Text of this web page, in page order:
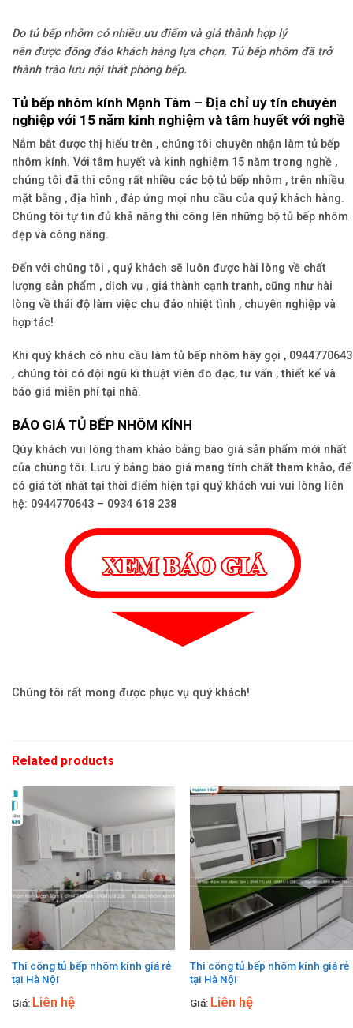
Do tủ bếp nhôm có nhiều ưu điểm và giá thành hợp lý
nên được đông đảo khách hàng lựa chọn. Tủ bếp nhôm đã trở
thành trào lưu nội thất phòng bếp.
Tủ bếp nhôm kính Mạnh Tâm – Địa chỉ uy tín chuyên
nghiệp với 15 năm kinh nghiệm và tâm huyết với nghề
Nắm bắt được thị hiếu trên , chúng tôi chuyên nhận làm tủ bếp
nhôm kính. Với tâm huyết và kinh nghiệm 15 năm trong nghề ,
chúng tôi đã thi công rất nhiều các bộ tủ bếp nhôm , trên nhiều
mặt bằng , địa hình , đáp ứng mọi nhu cầu của quý khách hàng.
Chúng tôi tự tin đủ khả năng thi công lên những bộ tủ bếp nhôm
đẹp và công năng.
Đến với chúng tôi , quý khách sẽ luôn được hài lòng về chất
lượng sản phẩm , dịch vụ , giá thành cạnh tranh, cũng như hài
lòng về thái độ làm việc chu đáo nhiệt tình , chuyên nghiệp và
hợp tác!
Khi quý khách có nhu cầu làm tủ bếp nhôm hãy gọi , 0944770643
, chúng tôi có đội ngũ kĩ thuật viên đo đạc, tư vấn , thiết kế và
báo giá miễn phí tại nhà.
BÁO GIÁ TỦ BẾP NHÔM KÍNH
Qúy khách vui lòng tham khảo bảng báo giá sản phẩm mới nhất
của chúng tôi. Lưu ý bảng báo giá mang tính chất tham khảo, để
có giá tốt nhất tại thời điểm hiện tại quý khách vui vui lòng liên
hệ: 0944770643 – 0934 618 238
Chúng tôi rất mong được phục vụ quý khách!
Related products
Thi công tủ bếp nhôm kính giá rẻ
tại Hà Nội
Giá: Liên hệ
Thi công tủ bếp nhôm kính giá rẻ
tại Hà Nội
Giá: Liên hệ